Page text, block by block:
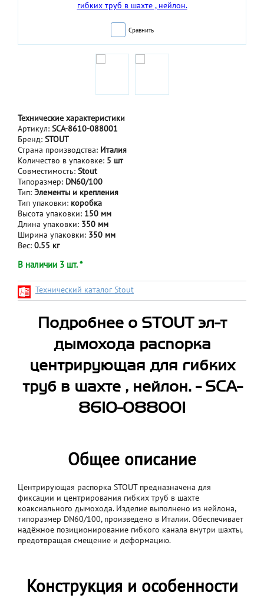
Сравнить
Технические характеристики
Артикул: SCA-8610-088001
Бренд: STOUT
Страна производства: Италия
Количество в упаковке: 5 шт
Совместимость: Stout
Типоразмер: DN60/100
Тип: Элементы и крепления
Тип упаковки: коробка
Высота упаковки: 150 мм
Длина упаковки: 350 мм
Ширина упаковки: 350 мм
Вес: 0.55 кг
В наличии 3 шт. *
Технический каталог Stout
Подробнее о STOUT эл-т
дымохода распорка
центрирующая для гибких
труб в шахте , нейлон. - SCA-
8610-088001
Общее описание
Центрирующая распорка STOUT предназначена для
фиксации и центрирования гибких труб в шахте
коаксиального дымохода. Изделие выполнено из нейлона,
типоразмер DN60/100, произведено в Италии. Обеспечивает
надёжное позиционирование гибкого канала внутри шахты,
предотвращая смещение и деформацию.
Конструкция и особенности